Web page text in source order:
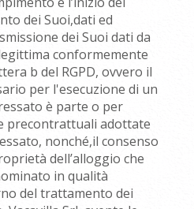
dei Suoi,dati ed
dei Suoi dati da
conformemente
b del RGPD, ovvero il
per l'esecuzione di un
è parte o per
precontrattuali adottate
nonché,il consenso
dell’alloggio che
in qualità
del trattamento dei